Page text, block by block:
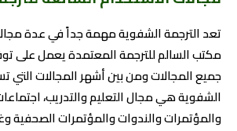
تعد الترجمة الشفوية مهمة جداً في عدة
مكتب السالم للترجمة المعتمدة يعمل على
جميع المجالات ومن بين أشهر المجالات التي
الشفوية هي مجال التعليم والتدريب،
والمؤتمرات والندوات والمؤتمرات الصحفية